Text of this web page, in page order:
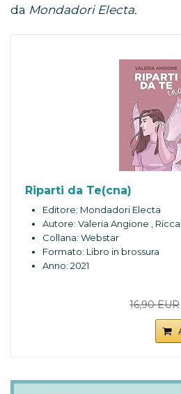
da Mondadori Electa.
Riparti da Te(cna)
Editore: Mondadori Electa
Autore: Valeria Angione ,
Collana: Webstar
Formato: Libro in brossura
Anno: 2021
16,90 EUR